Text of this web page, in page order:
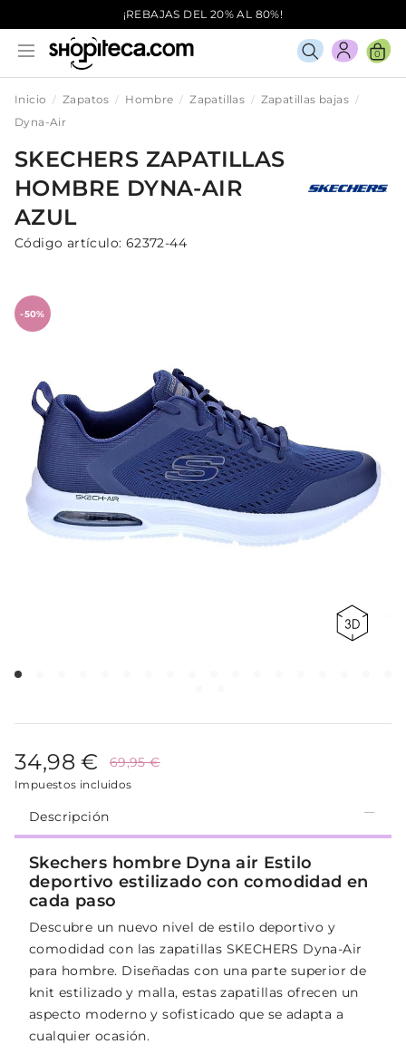
¡REBAJAS DEL 20% AL 80%!
0
Inicio Zapatos Hombre Zapatillas
Zapatillas bajas
Dyna-Air
SKECHERS ZAPATILLAS
HOMBRE DYNA-AIR
AZUL
Código artículo: 62372-44
-50%
34,98 € 69,95 €
Impuestos incluidos
Descripción
Skechers hombre Dyna air Estilo
deportivo estilizado con comodidad en
cada paso
Descubre un nuevo nivel de estilo deportivo y
comodidad con las zapatillas SKECHERS Dyna-Air
para hombre. Diseñadas con una parte superior de
knit estilizado y malla, estas zapatillas ofrecen un
aspecto moderno y sofisticado que se adapta a
cualquier ocasión.